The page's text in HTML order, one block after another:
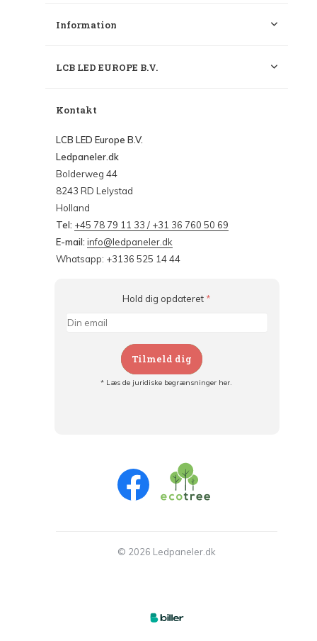
Information
LCB LED EUROPE B.V.
Kontakt
LCB LED Europe B.V.
Ledpaneler.dk
Bolderweg 44
8243 RD Lelystad
Holland
Tel: +45 78 79 11 33 / +31 36 760 50 69
E-mail: info@ledpaneler.dk
Whatsapp: +3136 525 14 44
Hold dig opdateret *
Tilmeld dig
* Læs de juridiske begrænsninger her.
© 2026 Ledpaneler.dk